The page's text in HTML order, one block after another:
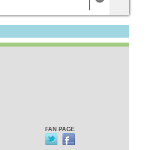
FAN PAGE